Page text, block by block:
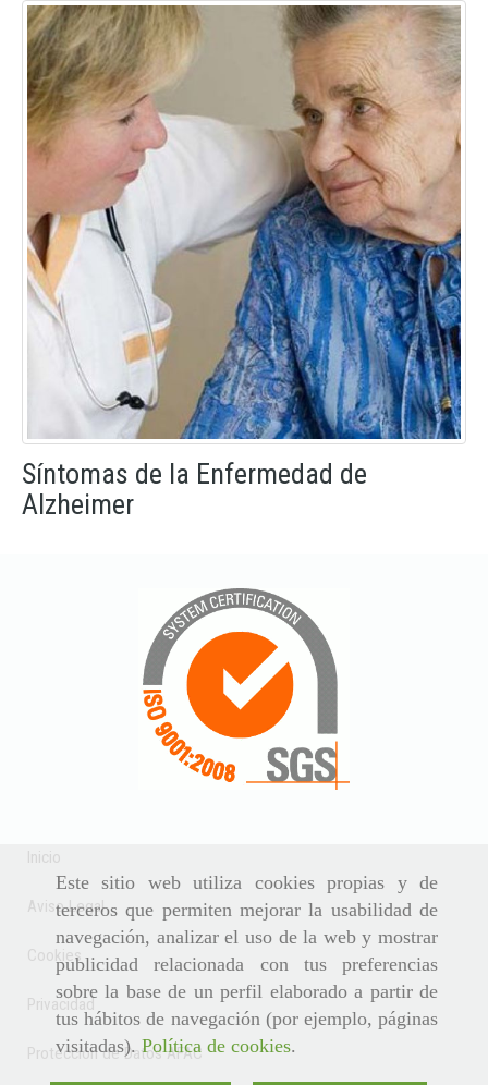
Este sitio web utiliza cookies propias y de
terceros que permiten mejorar la usabilidad de
navegación, analizar el uso de la web y mostrar
publicidad relacionada con tus preferencias
sobre la base de un perfil elaborado a partir de
tus hábitos de navegación (por ejemplo, páginas
visitadas). Política de cookies.
Síntomas de la Enfermedad de
Alzheimer
Inicio
Aviso Legal
Cookies
Privacidad
Protección de Datos AFAC